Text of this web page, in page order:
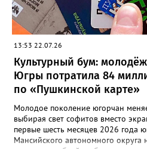
13:53 22.07.26
Культурный бум:
Югры потратила 84
по «Пушкинской карте»
Молодое поколение югорчан
выбирая свет софитов вместо
первые шесть месяцев 2026 года
Мансийского автономного